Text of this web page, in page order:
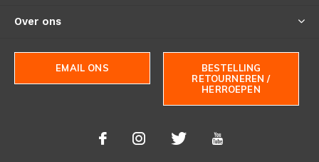
Over ons
EMAIL ONS
BESTELLING
RETOURNEREN /
HERROEPEN